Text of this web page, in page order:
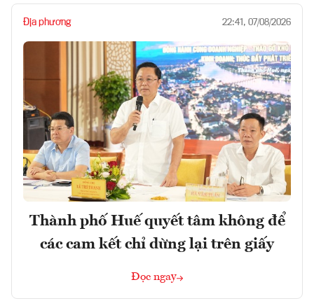
Địa phương 22:41, 07/08/2026
Thành phố Huế quyết tâm không để
các cam kết chỉ dừng lại trên giấy
Đọc ngay